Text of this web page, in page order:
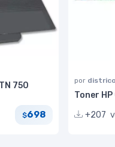
750
$698
por
Toner
+207